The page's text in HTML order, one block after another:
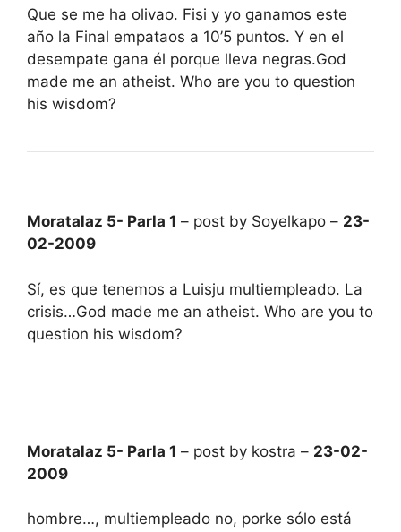
Que se me ha olivao. Fisi y yo ganamos este
año la Final empataos a 10’5 puntos. Y en el
desempate gana él porque lleva negras.God
made me an atheist. Who are you to question
his wisdom?
Moratalaz 5- Parla 1 – post by Soyelkapo – 23-
02-2009
Sí, es que tenemos a Luisju multiempleado. La
crisis…God made me an atheist. Who are you to
question his wisdom?
Moratalaz 5- Parla 1 – post by kostra – 23-02-
2009
hombre…, multiempleado no, porke sólo está